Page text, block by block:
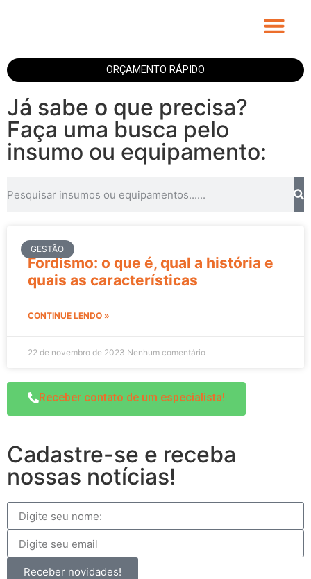
ORÇAMENTO RÁPIDO
Já sabe o que precisa?
Faça uma busca pelo
insumo ou equipamento:
GESTÃO
Fordismo: o que é, qual a história e
quais as características
CONTINUE LENDO »
22 de novembro de 2023 Nenhum comentário
Receber contato de um especialista!
Cadastre-se e receba
nossas notícias!
Receber novidades!